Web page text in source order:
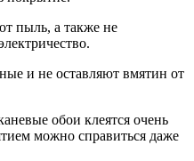
пыль, а также не
и не оставляют вмятин от
обои клеятся очень
можно справиться даже